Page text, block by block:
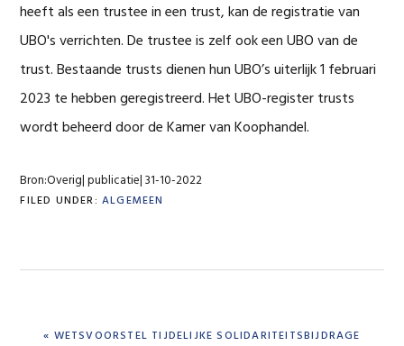
heeft als een trustee in een trust, kan de registratie van
UBO's verrichten. De trustee is zelf ook een UBO van de
trust. Bestaande trusts dienen hun UBO’s uiterlijk 1 februari
2023 te hebben geregistreerd. Het UBO-register trusts
wordt beheerd door de Kamer van Koophandel.
Bron:Overig| publicatie| 31-10-2022
FILED UNDER: ALGEMEEN
PREVIOUS
« WETSVOORSTEL TIJDELIJKE SOLIDARITEITSBIJDRAGE